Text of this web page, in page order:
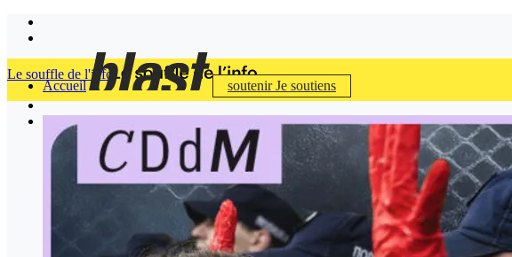
Accueil soutenirJe soutiens
Le souffle de l'info